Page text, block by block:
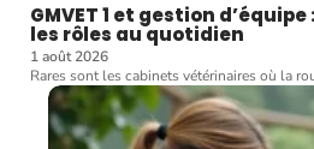
GMVET 1 et gestion
les rôles au quotidien
1 août 2026
Rares sont les cabinets vétérinaires où la